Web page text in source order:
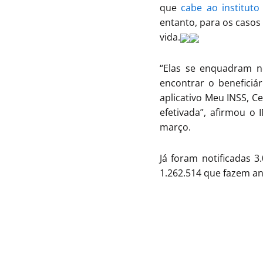
que cabe ao
entanto, para os
vida.
“Elas se enquadram
encontrar o
aplicativo Meu INSS,
efetivada”, afirmou o
março.
Já foram notificadas
1.262.514 que fazem